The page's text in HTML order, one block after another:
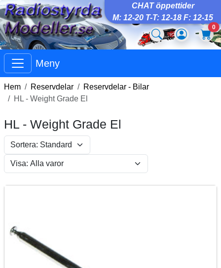
CHAT öppettider
M: 12-20 T-T: 12-18 F: 12-15
0
Meny
Hem Reservdelar
Reservdelar - Bilar
HL - Weight Grade El
HL - Weight Grade El